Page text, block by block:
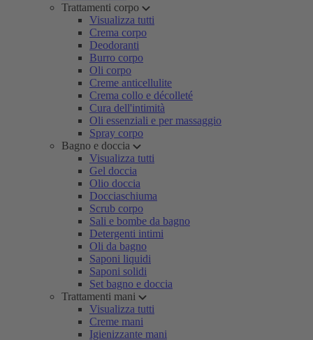
Trattamenti corpo
Visualizza tutti
Crema corpo
Deodoranti
Burro corpo
Oli corpo
Creme anticellulite
Crema collo e décolleté
Cura dell'intimità
Oli essenziali e per massaggio
Spray corpo
Bagno e doccia
Visualizza tutti
Gel doccia
Olio doccia
Docciaschiuma
Scrub corpo
Sali e bombe da bagno
Detergenti intimi
Oli da bagno
Saponi liquidi
Saponi solidi
Set bagno e doccia
Trattamenti mani
Visualizza tutti
Creme mani
Igienizzante mani